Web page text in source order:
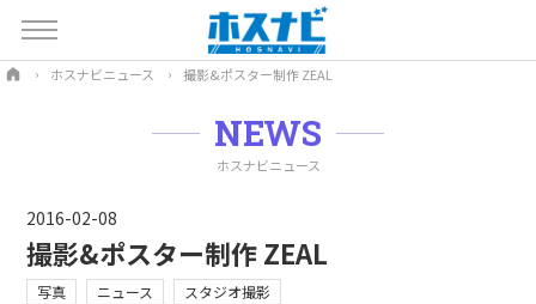
ホスナビニュース 撮影&ポスター制作 ZEAL
NEWS
ホスナビニュース
2016-02-08
撮影&ポスター制作 ZEAL
写真 ニュース スタジオ撮影